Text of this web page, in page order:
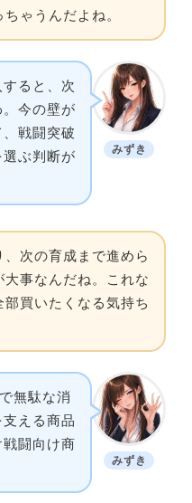
ゃうんだよね。
みずき
ると、次
今の壁が
戦闘突破
ぶ判断が
次の育成まで進めら
大事なんだね。これな
部買いたくなる気持ち
みずき
無駄な消
える商品
闘向け商